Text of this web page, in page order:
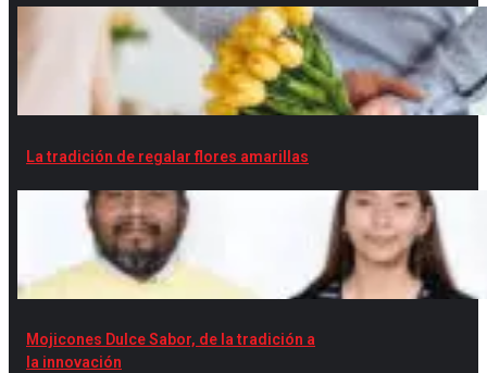
La tradición de regalar flores amarillas
Mojicones Dulce Sabor, de la tradición a
la innovación